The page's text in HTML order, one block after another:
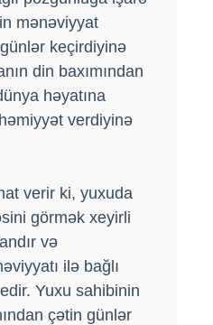
mənəviyyat
keçirdiyinə
din baxımından
həyatına
verdiyinə
verir ki, yuxuda
görmək xeyirli
və
ilə bağlı
Yuxu sahibinin
çətin günlər